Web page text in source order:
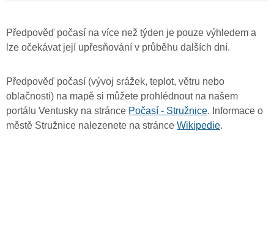
Předpověď počasí na více než týden je pouze výhledem a
lze očekávat její upřesňování v průběhu dalších dní.
Předpověď počasí (vývoj srážek, teplot, větru nebo
oblačnosti) na mapě si můžete prohlédnout na našem
portálu Ventusky na stránce Počasí - Stružnice. Informace o
městě Stružnice nalezenete na stránce Wikipedie.